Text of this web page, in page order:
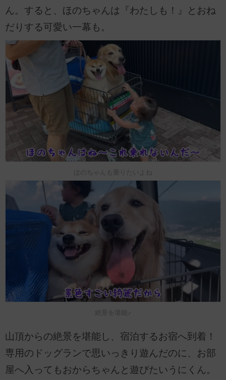
ん。すると、ほのちゃんは『わたしも！』とおね
だりする可愛い一幕も。
ほのちゃんも乗りたいよね
絶景を堪能♪
山頂からの絶景を堪能し、宿泊するお宿へ到着！
専用のドッグランで思いっきり遊んだのに、お部
屋へ入ってもおからちゃんと遊びたいうにくん。